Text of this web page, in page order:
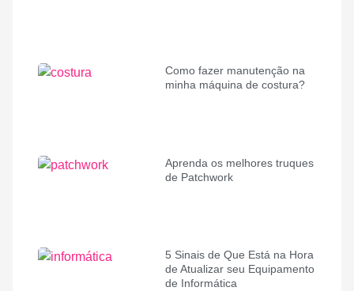
Como fazer manutenção na
minha máquina de costura?
Aprenda os melhores truques
de Patchwork
5 Sinais de Que Está na Hora
de Atualizar seu Equipamento
de Informática